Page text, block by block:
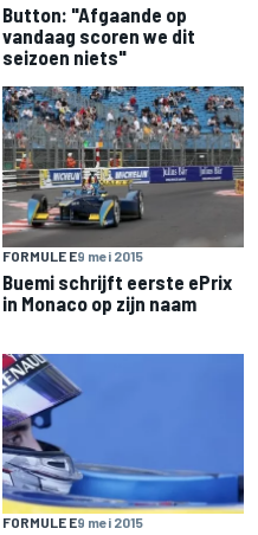
Button: "Afgaande op
vandaag scoren we dit
seizoen niets"
FORMULE E9 mei 2015
Buemi schrijft eerste ePrix
in Monaco op zijn naam
FORMULE E9 mei 2015